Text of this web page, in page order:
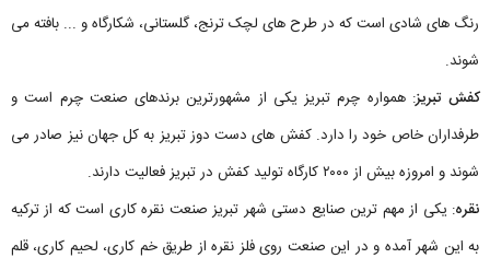
رنگ های شادی است که در طرح های لچک ترنج، گلستانی، شکارگاه و ... بافته می
شوند.
کفش تبریز: همواره چرم تبریز یکی از مشهورترین برندهای صنعت چرم است و
طرفداران خاص خود را دارد. کفش های دست دوز تبریز به کل جهان نیز صادر می
شوند و امروزه بیش از ۲۰۰۰ کارگاه تولید کفش در تبریز فعالیت دارند.
نقره: یکی از مهم ترین صنایع دستی شهر تبریز صنعت نقره کاری است که از ترکیه
به این شهر آمده و در این صنعت روی فلز نقره از طریق خم کاری، لحیم کاری، قلم